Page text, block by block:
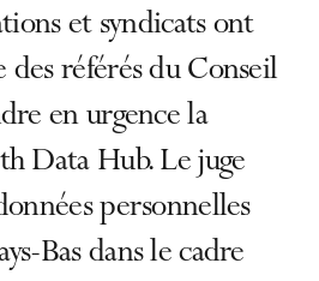
et syndicats ont
des référés du Conseil
en urgence la
Data Hub. Le juge
personnelles
Bas dans le cadre